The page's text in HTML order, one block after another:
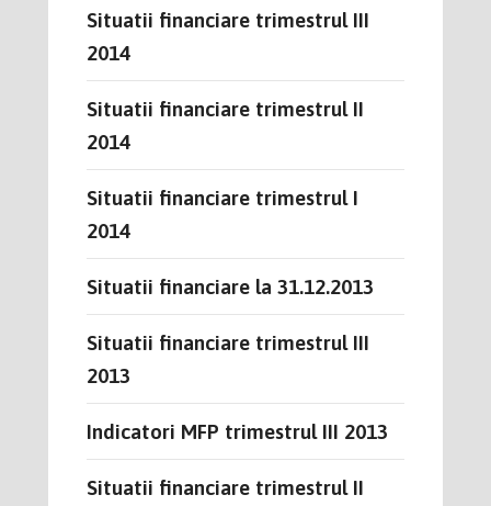
Situatii financiare trimestrul III
2014
Situatii financiare trimestrul II
2014
Situatii financiare trimestrul I
2014
Situatii financiare la 31.12.2013
Situatii financiare trimestrul III
2013
Indicatori MFP trimestrul III 2013
Situatii financiare trimestrul II